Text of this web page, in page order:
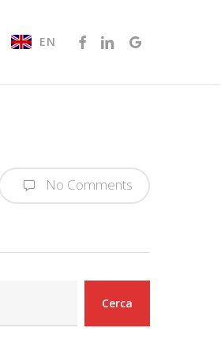
EN FACEBOOK
LINKEDINGOOGLE-
PLUS
No Comments
Cerca